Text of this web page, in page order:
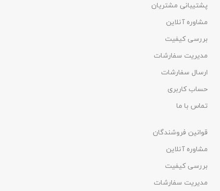
پشتیبانی مشتریان
مشاوره آنلاین
بررسی کیفیت
مدیریت سفارشات
ارسال سفارشات
حساب کاربری
تماس با ما
قوانین فروشندگان
مشاوره آنلاین
بررسی کیفیت
مدیریت سفارشات